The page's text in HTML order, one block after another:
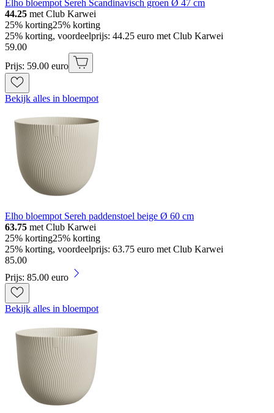
Elho bloempot Sereh Scandinavisch groen Ø 47 cm
44.25 met Club Karwei
25% korting25% korting
25% korting, voordeelprijs: 44.25 euro met Club Karwei
59.00
Prijs: 59.00 euro
Bekijk alles in bloempot
Elho bloempot Sereh paddenstoel beige Ø 60 cm
63.75 met Club Karwei
25% korting25% korting
25% korting, voordeelprijs: 63.75 euro met Club Karwei
85.00
Prijs: 85.00 euro
Bekijk alles in bloempot